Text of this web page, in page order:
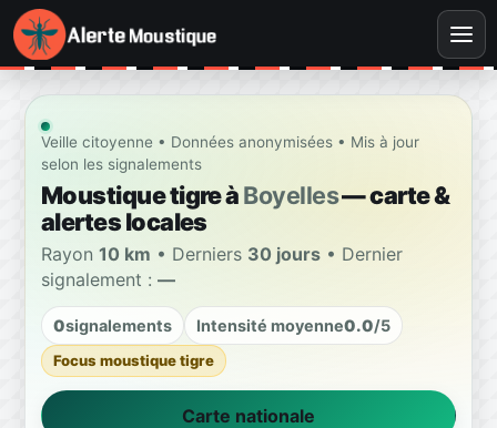
Veille citoyenne • Données anonymisées • Mis à jour
selon les signalements
Moustique tigre àBoyelles— carte &
alertes locales
Rayon 10 km • Derniers 30 jours • Dernier
signalement : —
0signalements Intensité moyenne0.0/5
Focus moustique tigre
Carte nationale